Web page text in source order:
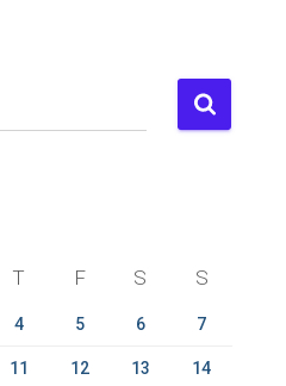
T F S S
4 5 6 7
11 12 13 14